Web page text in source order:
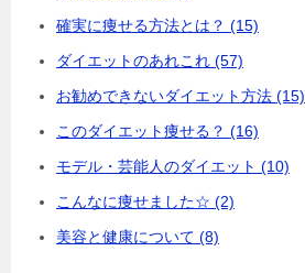
確実に痩せる方法とは？ (15)
ダイエットのあれこれ (57)
お勧めできないダイエット方法 (15)
このダイエット痩せる？ (16)
モデル・芸能人のダイエット (10)
こんなに痩せました☆ (2)
美容と健康について (8)